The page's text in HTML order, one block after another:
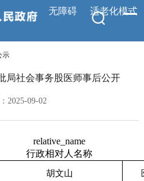
无障碍 适老化模式
示
局社会事务股医师事后公开
2025-09-02
relative_name
行政相对人名称
胡文山